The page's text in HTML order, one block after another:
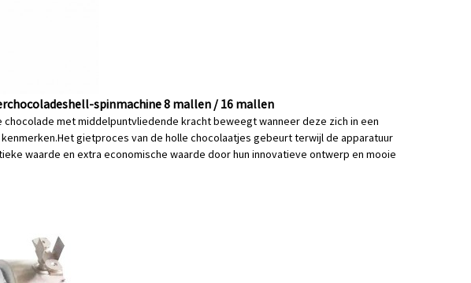
spinmachine 8 mallen / 16 mallen
met middelpuntvliedende kracht beweegt wanneer deze zich in een
gietproces van de holle chocolaatjes gebeurt terwijl de apparatuur
waarde en extra economische waarde door hun innovatieve ontwerp en mooie